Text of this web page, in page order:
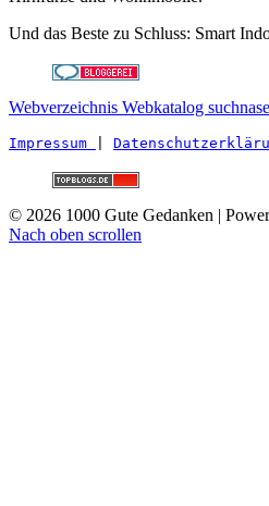
Und das Beste zu Schluss: Smart
Webverzeichnis Webkatalog
Impressum
© 2026 1000 Gute Gedanken |
Nach oben scrollen